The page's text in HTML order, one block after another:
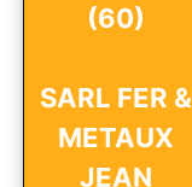
(60)
SARL FER &
METAUX
JEAN